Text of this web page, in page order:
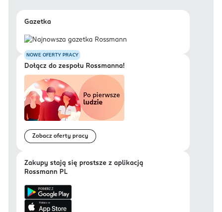
Gazetka
NOWE OFERTY PRACY
Dołącz do zespołu Rossmanna!
Zobacz oferty pracy
Zakupy stają się prostsze z aplikacją
Rossmann PL